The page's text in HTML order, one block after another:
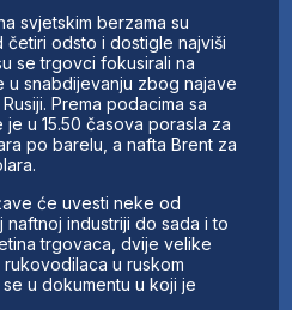
svjetskim berzama su
odsto i dostigle najviši
se trgovci fokusirali na
u snabdijevanju zbog najave
Prema podacima sa
u 15.50 časova porasla za
po barelu, a nafta Brent za
će uvesti neke od
naftnoj industriji do sada i to
trgovaca, dvije velike
u ruskom
u dokumentu u koji je